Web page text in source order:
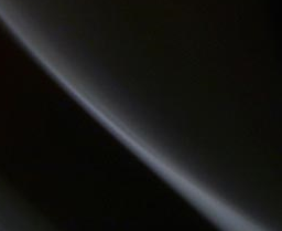
DREADA SOUND STATION